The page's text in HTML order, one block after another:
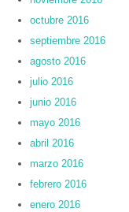
octubre 2016
septiembre 2016
agosto 2016
julio 2016
junio 2016
mayo 2016
abril 2016
marzo 2016
febrero 2016
enero 2016